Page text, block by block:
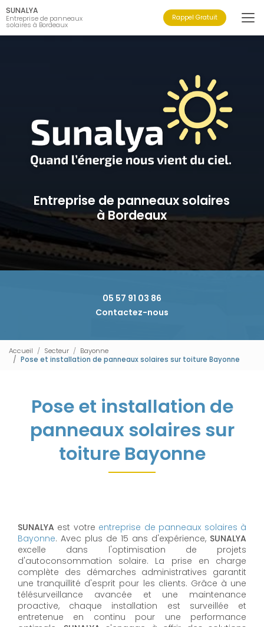
Aller
au
contenu
principal
SUNALYA
Entreprise de panneaux
solaires à Bordeaux
Rappel Gratuit
Entreprise de panneaux solaires
à Bordeaux
05 57 91 03 86
Contactez-nous
Accueil Secteur
Bayonne
Pose et installation de panneaux solaires sur toiture Bayonne
Pose et installation de
panneaux solaires sur
toiture Bayonne
SUNALYA est votre entreprise de panneaux solaires à
Bayonne. Avec plus de 15 ans d'expérience, SUNALYA
excelle dans l'optimisation de projets
d'autoconsommation solaire. La prise en charge
complète des démarches administratives garantit
une tranquillité d'esprit pour les clients. Grâce à une
télésurveillance avancée et une maintenance
proactive, chaque installation est surveillée et
entretenue en continu pour une performance